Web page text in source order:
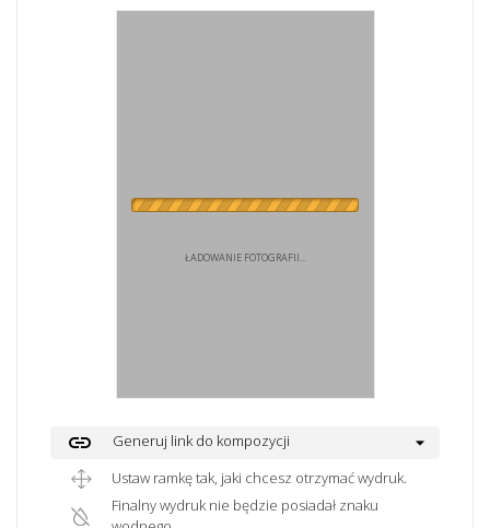
ŁADOWANIE FOTOGRAFII...
link
Generuj link do kompozycji
Ustaw ramkę tak, jaki chcesz otrzymać wydruk.
Finalny wydruk nie będzie posiadał znaku